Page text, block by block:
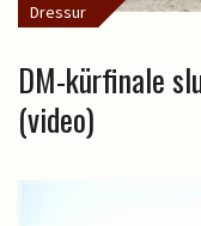
Dressur
DM-kürfinale
(video)